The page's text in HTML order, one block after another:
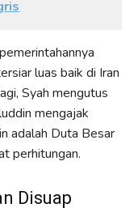
luas baik di Iran
Syah mengutus
mengajak
adalah Duta Besar
perhitungan.
Disuap